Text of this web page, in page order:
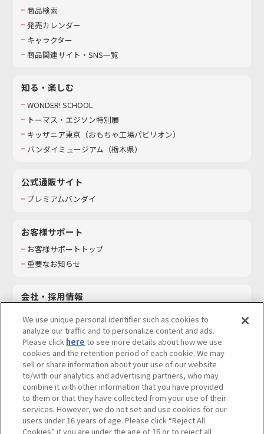
商品検索
発売カレンダー
キャラクター
商品関連サイト・SNS一覧
知る・楽しむ
WONDER! SCHOOL
トーマス・エジソン特別展
キッザニア東京（おもちゃ工場パビリオン）​
バンダイミュージアム（栃木県）
公式通販サイト
プレミアムバンダイ
お客様サポート
お客様サポートトップ
重要なお知らせ
会社・採用情報
採用情報
サステナビリティ
お問い合わせ
ウェブサイトご利用条件 ソーシャルメディアポリシー
個人情報及び特定個人情報等の取り扱いに関する保護方針
We use unique personal identifier such as cookies to
analyze our traffic and to personalize content and ads.
Please click here to see more details about how we use
cookies and the retention period of each cookie. We may
sell or share information about your use of our website
to/with our analytics and advertising partners, who may
combine it with other information that you have provided
to them or that they have collected from your use of their
services. However, we do not set and use cookies for our
users under 16 years of age. Please click “Reject All
Cookies” if you are under the age of 16 or to reject all